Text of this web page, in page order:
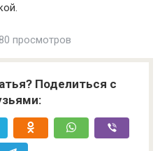
80 просмотров
Поделиться с